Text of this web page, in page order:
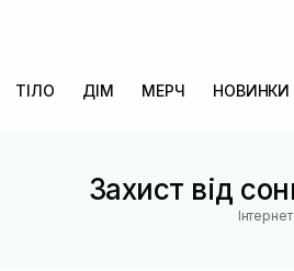
ТІЛО ДІМ МЕРЧ НОВИНКИ
Захист від